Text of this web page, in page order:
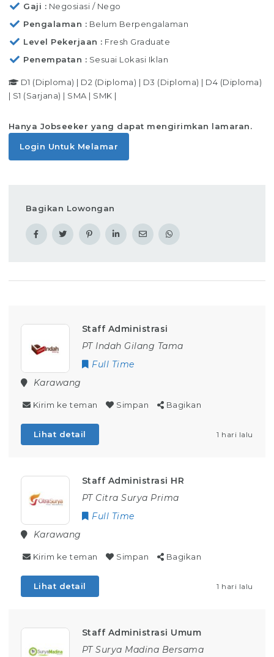
Gaji
Negosiasi / Nego
Pengalaman
Belum Berpengalaman
Level Pekerjaan
Fresh Graduate
Penempatan
Sesuai Lokasi Iklan
D1 (Diploma) | D2 (Diploma) | D3 (Diploma) | D4 (Diploma)
| S1 (Sarjana) | SMA | SMK |
Hanya Jobseeker yang dapat mengirimkan lamaran.
Login Untuk Melamar
Bagikan Lowongan
Staff Administrasi
PT Indah Gilang Tama
Full Time
Karawang
Kirim ke teman Simpan Bagikan
Lihat detail 1 hari lalu
Staff Administrasi HR
PT Citra Surya Prima
Full Time
Karawang
Kirim ke teman Simpan Bagikan
Lihat detail 1 hari lalu
Staff Administrasi Umum
PT Surya Madina Bersama